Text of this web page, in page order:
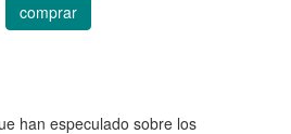
comprar
han especulado sobre los